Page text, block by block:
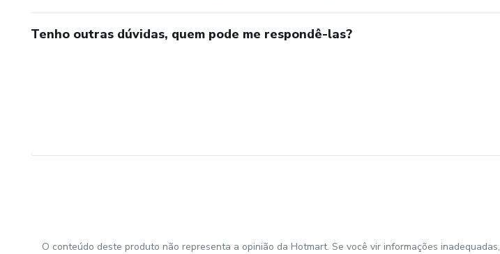
Tenho outras dúvidas, quem pode me respondê-las?
O conteúdo deste produto não representa a opinião da Hotmart. Se você vir informações inadequadas,